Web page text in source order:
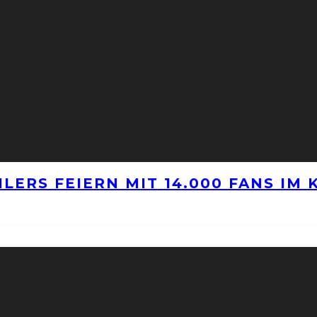
FEIERN MIT 14.000 FANS IM